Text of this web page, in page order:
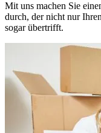
Mit uns machen Sie
durch, der nicht nur
sogar übertrifft.